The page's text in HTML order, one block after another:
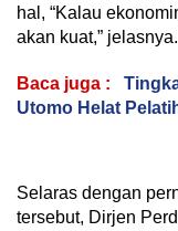
hal, “Kalau
akan kuat,” jelasnya.
Baca juga :
Utomo Helat
Selaras dengan
tersebut, Dirjen